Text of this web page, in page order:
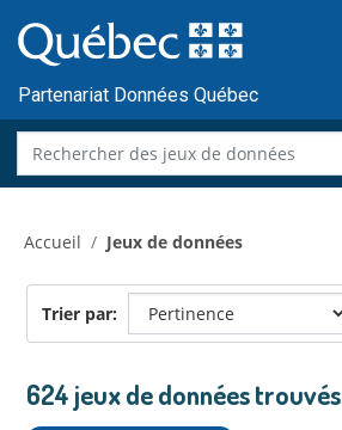
au
contenu
Partenariat Données Québec
Accueil Jeux de données
Trier par
624 jeux de données trouvés